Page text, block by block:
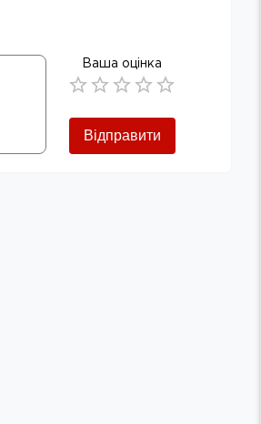
Ваша оцінка
Відправити